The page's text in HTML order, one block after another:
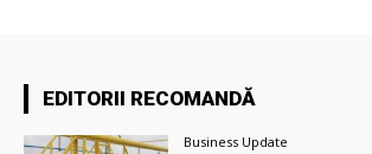
EDITORII RECOMANDĂ
Business Update